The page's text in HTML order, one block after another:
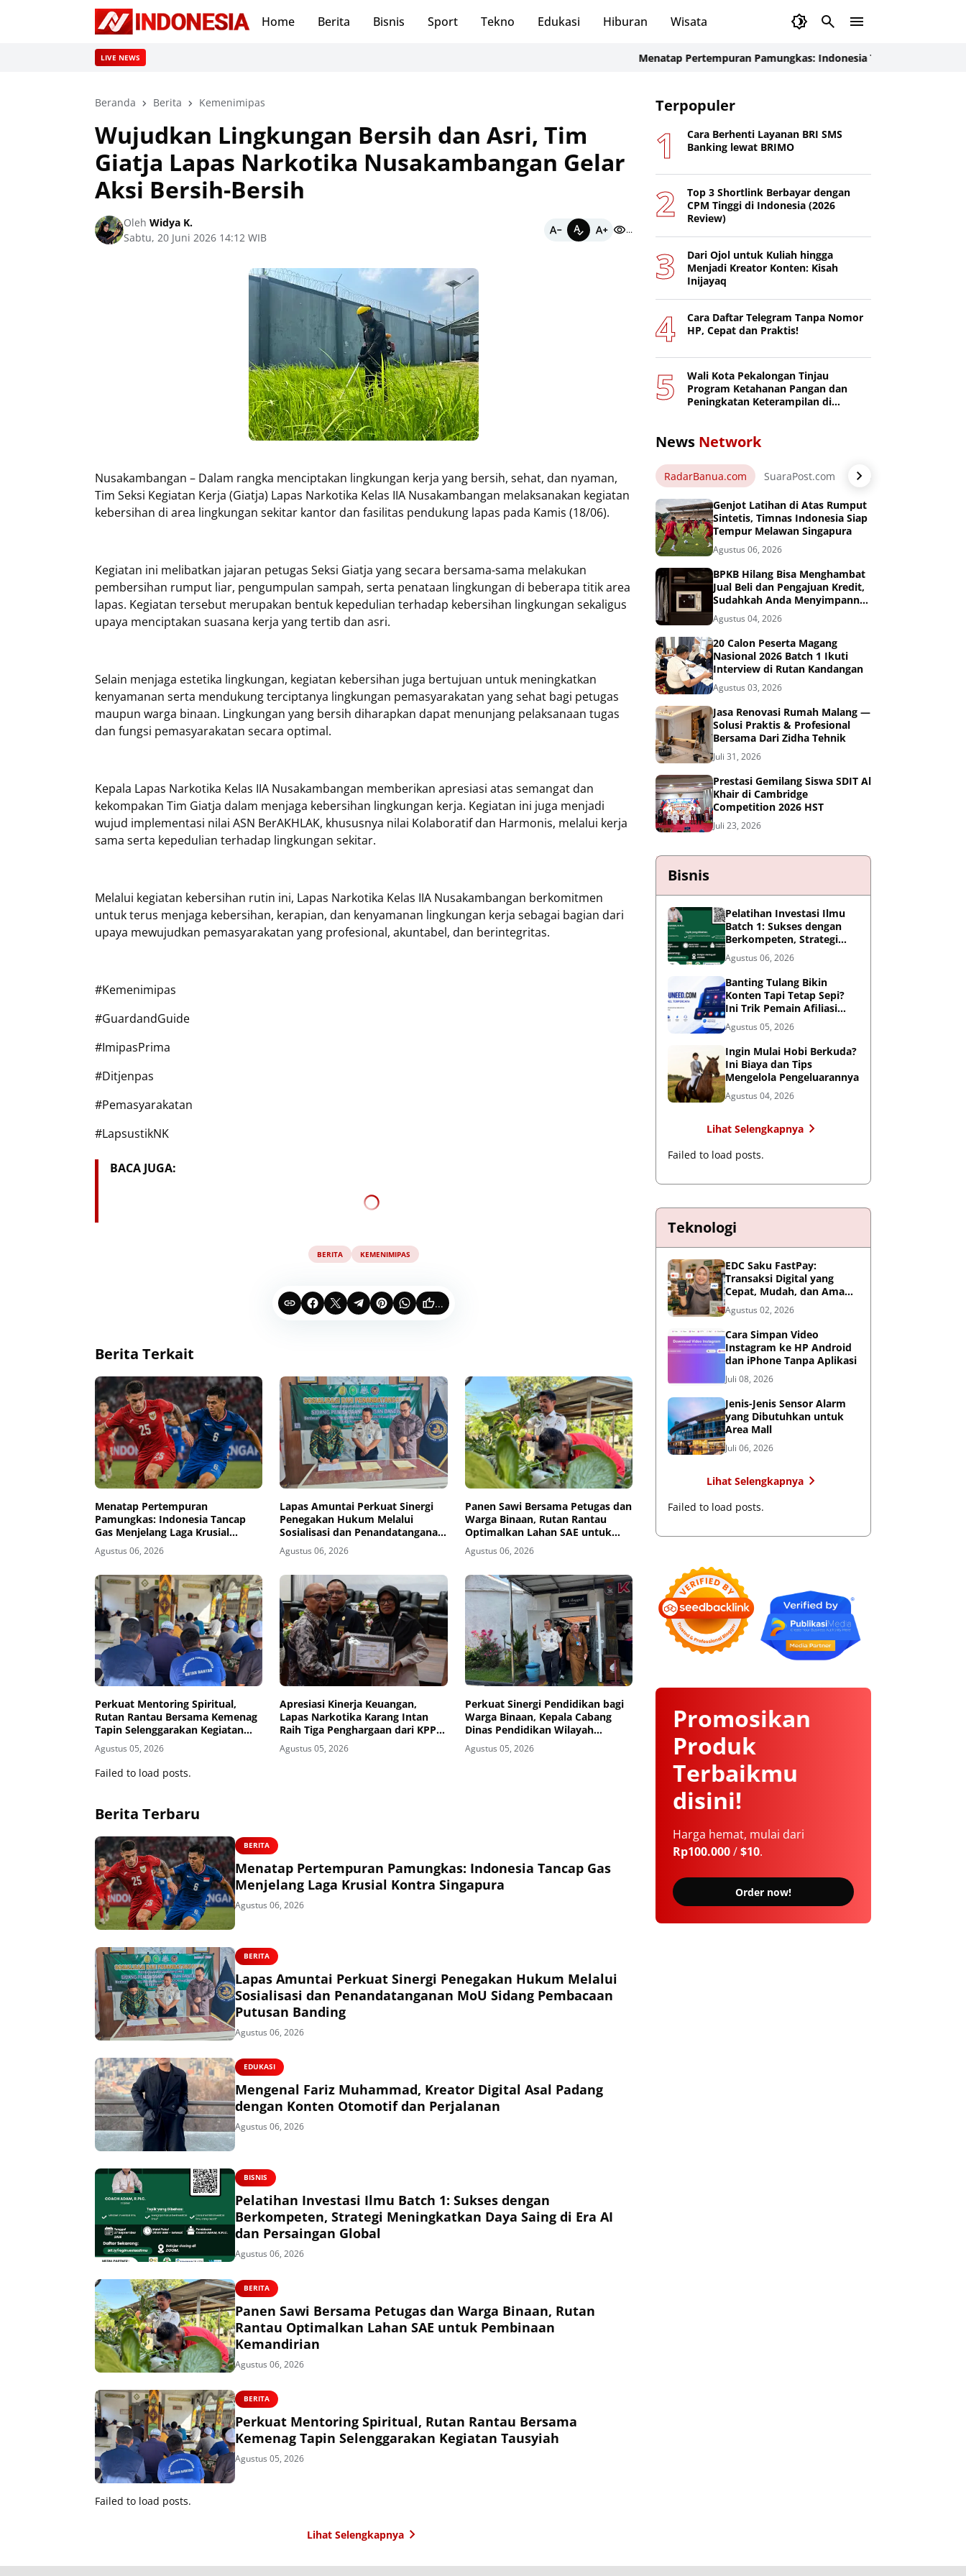
Home Berita Bisnis Sport Tekno Edukasi Hiburan Wisata
LIVE NEWS Menatap Pertempuran Pamungkas: Indonesia Tancap Gas Menjelang
Beranda Berita Kemenimipas
Wujudkan Lingkungan Bersih dan Asri, Tim
Giatja Lapas Narkotika Nusakambangan Gelar
Aksi Bersih-Bersih
Oleh Widya K.
Sabtu, 20 Juni 2026 14:12 WIB
...
Nusakambangan – Dalam rangka menciptakan lingkungan kerja yang bersih, sehat, dan nyaman,
Tim Seksi Kegiatan Kerja (Giatja) Lapas Narkotika Kelas IIA Nusakambangan melaksanakan kegiatan
kebersihan di area lingkungan sekitar kantor dan fasilitas pendukung lapas pada Kamis (18/06).
Kegiatan ini melibatkan jajaran petugas Seksi Giatja yang secara bersama-sama melakukan
pembersihan rumput liar, pengumpulan sampah, serta penataan lingkungan di beberapa titik area
lapas. Kegiatan tersebut merupakan bentuk kepedulian terhadap kebersihan lingkungan sekaligus
upaya menciptakan suasana kerja yang tertib dan asri.
Selain menjaga estetika lingkungan, kegiatan kebersihan juga bertujuan untuk meningkatkan
kenyamanan serta mendukung terciptanya lingkungan pemasyarakatan yang sehat bagi petugas
maupun warga binaan. Lingkungan yang bersih diharapkan dapat menunjang pelaksanaan tugas
dan fungsi pemasyarakatan secara optimal.
Kepala Lapas Narkotika Kelas IIA Nusakambangan memberikan apresiasi atas semangat dan
kekompakan Tim Giatja dalam menjaga kebersihan lingkungan kerja. Kegiatan ini juga menjadi
wujud implementasi nilai ASN BerAKHLAK, khususnya nilai Kolaboratif dan Harmonis, melalui kerja
sama serta kepedulian terhadap lingkungan sekitar.
Melalui kegiatan kebersihan rutin ini, Lapas Narkotika Kelas IIA Nusakambangan berkomitmen
untuk terus menjaga kebersihan, kerapian, dan kenyamanan lingkungan kerja sebagai bagian dari
upaya mewujudkan pemasyarakatan yang profesional, akuntabel, dan berintegritas.
#Kemenimipas
#GuardandGuide
#ImipasPrima
#Ditjenpas
#Pemasyarakatan
#LapsustikNK
BACA JUGA:
BERITA KEMENIMIPAS
...
Berita Terkait
Menatap Pertempuran
Pamungkas: Indonesia Tancap
Gas Menjelang Laga Krusial
Kontra Singapura
Agustus 06, 2026
Lapas Amuntai Perkuat Sinergi
Penegakan Hukum Melalui
Sosialisasi dan Penandatanganan
MoU Sidang Pembacaan Putusan
Banding
Agustus 06, 2026
Panen Sawi Bersama Petugas dan
Warga Binaan, Rutan Rantau
Optimalkan Lahan SAE untuk
Pembinaan Kemandirian
Agustus 06, 2026
Perkuat Mentoring Spiritual,
Rutan Rantau Bersama Kemenag
Tapin Selenggarakan Kegiatan
Tausyiah
Agustus 05, 2026
Apresiasi Kinerja Keuangan,
Lapas Narkotika Karang Intan
Raih Tiga Penghargaan dari KPPN
Banjarmasin
Agustus 05, 2026
Perkuat Sinergi Pendidikan bagi
Warga Binaan, Kepala Cabang
Dinas Pendidikan Wilayah
Madiun Kunjungi Lapas Madiun
Agustus 05, 2026
Failed to load posts.
Berita Terbaru
BERITA
Menatap Pertempuran Pamungkas: Indonesia Tancap Gas
Menjelang Laga Krusial Kontra Singapura
Agustus 06, 2026
BERITA
Lapas Amuntai Perkuat Sinergi Penegakan Hukum Melalui
Sosialisasi dan Penandatanganan MoU Sidang Pembacaan
Putusan Banding
Agustus 06, 2026
EDUKASI
Mengenal Fariz Muhammad, Kreator Digital Asal Padang
dengan Konten Otomotif dan Perjalanan
Agustus 06, 2026
BISNIS
Pelatihan Investasi Ilmu Batch 1: Sukses dengan
Berkompeten, Strategi Meningkatkan Daya Saing di Era AI
dan Persaingan Global
Agustus 06, 2026
BERITA
Panen Sawi Bersama Petugas dan Warga Binaan, Rutan
Rantau Optimalkan Lahan SAE untuk Pembinaan
Kemandirian
Agustus 06, 2026
BERITA
Perkuat Mentoring Spiritual, Rutan Rantau Bersama
Kemenag Tapin Selenggarakan Kegiatan Tausyiah
Agustus 05, 2026
Failed to load posts.
Lihat Selengkapnya
Terpopuler
Cara Berhenti Layanan BRI SMS
Banking lewat BRIMO
Top 3 Shortlink Berbayar dengan
CPM Tinggi di Indonesia (2026
Review)
Dari Ojol untuk Kuliah hingga
Menjadi Kreator Konten: Kisah
Inijayaq
Cara Daftar Telegram Tanpa Nomor
HP, Cepat dan Praktis!
Wali Kota Pekalongan Tinjau
Program Ketahanan Pangan dan
Peningkatan Keterampilan di
News Network
RadarBanua.com SuaraPost.com NarasiNews.com
Genjot Latihan di Atas Rumput
Sintetis, Timnas Indonesia Siap
Tempur Melawan Singapura
Agustus 06, 2026
BPKB Hilang Bisa Menghambat
Jual Beli dan Pengajuan Kredit,
Sudahkah Anda Menyimpannya
di Brankas BPKB?
Agustus 04, 2026
20 Calon Peserta Magang
Nasional 2026 Batch 1 Ikuti
Interview di Rutan Kandangan
Agustus 03, 2026
Jasa Renovasi Rumah Malang —
Solusi Praktis & Profesional
Bersama Dari Zidha Tehnik
Juli 31, 2026
Prestasi Gemilang Siswa SDIT Al
Khair di Cambridge
Competition 2026 HST
Juli 23, 2026
Bisnis
Pelatihan Investasi Ilmu
Batch 1: Sukses dengan
Berkompeten, Strategi
Meningkatkan Daya Saing
di Era AI dan Persaingan
Global
Agustus 06, 2026
Banting Tulang Bikin
Konten Tapi Tetap Sepi?
Ini Trik Pemain Afiliasi
Tembus FYP
Agustus 05, 2026
Ingin Mulai Hobi Berkuda?
Ini Biaya dan Tips
Mengelola Pengeluarannya
Agustus 04, 2026
Lihat Selengkapnya
Failed to load posts.
Teknologi
EDC Saku FastPay:
Transaksi Digital yang
Cepat, Mudah, dan Aman
untuk Bisnis
Agustus 02, 2026
Cara Simpan Video
Instagram ke HP Android
dan iPhone Tanpa Aplikasi
Juli 08, 2026
Jenis-Jenis Sensor Alarm
yang Dibutuhkan untuk
Area Mall
Juli 06, 2026
Lihat Selengkapnya
Failed to load posts.
Promosikan
Produk
Terbaikmu
disini!
Harga hemat, mulai dari
Rp100.000/$10.
Order now!